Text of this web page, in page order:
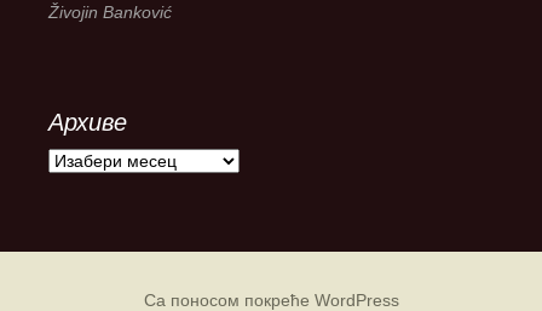
Živojin Banković
Архиве
А
Са поносом покреће WordPress